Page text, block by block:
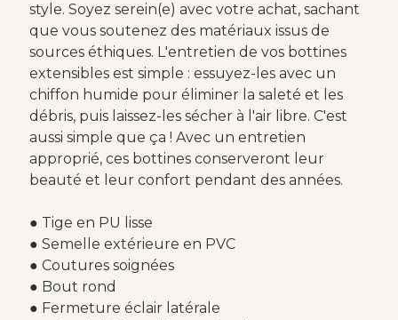
style. Soyez serein(e) avec votre achat, sachant
que vous soutenez des matériaux issus de
sources éthiques. L'entretien de vos bottines
extensibles est simple : essuyez-les avec un
chiffon humide pour éliminer la saleté et les
débris, puis laissez-les sécher à l'air libre. C'est
aussi simple que ça ! Avec un entretien
approprié, ces bottines conserveront leur
beauté et leur confort pendant des années.
● Tige en PU lisse
● Semelle extérieure en PVC
● Coutures soignées
● Bout rond
● Fermeture éclair latérale